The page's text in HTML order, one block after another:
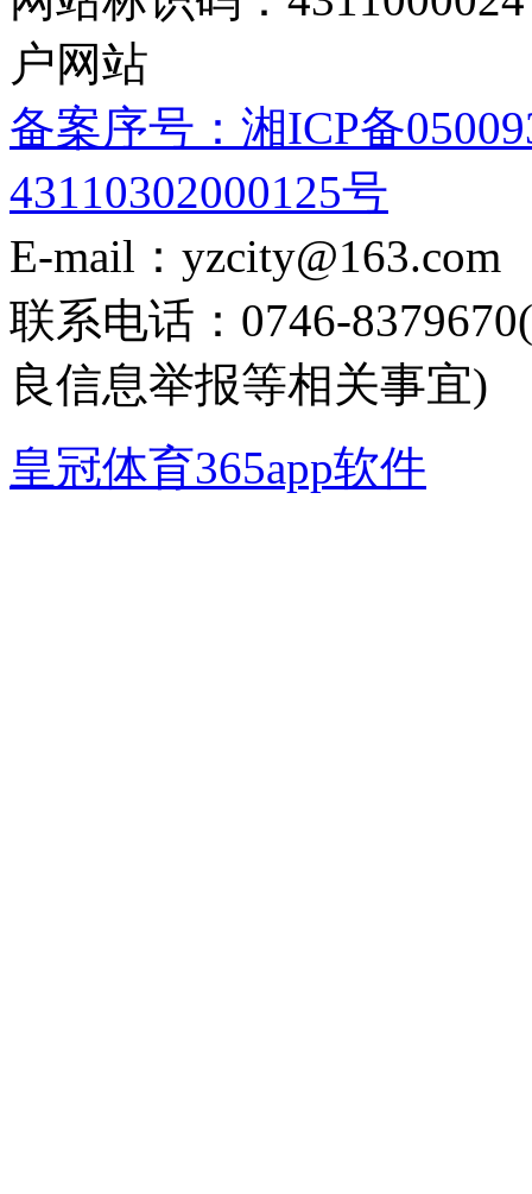
户网站
备案序号：湘ICP备
43110302000125号
E-mail：yzcity@163.com
联系电话：0746-
良信息举报等相关事宜)
皇冠体育365app软件